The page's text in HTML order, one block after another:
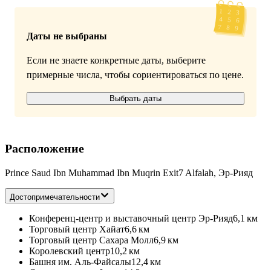
Даты не выбраны
Если не знаете конкретные даты, выберите
примерные числа, чтобы сориентироваться по цене.
Выбрать даты
Расположение
Prince Saud Ibn Muhammad Ibn Muqrin Exit7 Alfalah, Эр-Рияд
Достопримечательности
Конференц-центр и выставочный центр Эр-Рияд6,1 км
Торговый центр Хайат6,6 км
Торговый центр Сахара Молл6,9 км
Королевский центр10,2 км
Башня им. Аль-Файсалы12,4 км